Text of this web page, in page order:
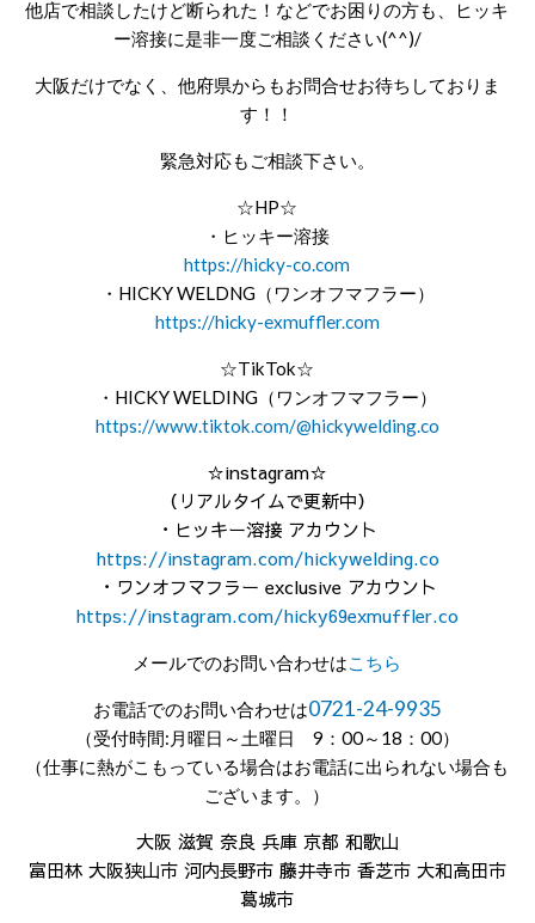
他店で相談したけど断られた！などでお困りの方も、ヒッキ
ー溶接に是非一度ご相談ください(^^)/
大阪だけでなく、他府県からもお問合せお待ちしておりま
す！！
緊急対応もご相談下さい。
☆HP☆
・ヒッキー溶接
https://hicky-co.com
・HICKY WELDNG（ワンオフマフラー）
https://hicky-exmuffler.com
☆TikTok☆
・HICKY WELDING（ワンオフマフラー）
https://www.tiktok.com/@hickywelding.co
☆instagram☆
（リアルタイムで更新中）
・ヒッキー溶接 アカウント
https://instagram.com/hickywelding.co
・ワンオフマフラー exclusive アカウント
https://instagram.com/hicky69exmuffler.co
メールでのお問い合わせはこちら
お電話でのお問い合わせは0721-24-9935
（受付時間:月曜日～土曜日 9：00～18：00）
（仕事に熱がこもっている場合はお電話に出られない場合も
ございます。）
大阪 滋賀 奈良 兵庫 京都 和歌山
富田林 大阪狭山市 河内長野市 藤井寺市 香芝市 大和高田市
葛城市